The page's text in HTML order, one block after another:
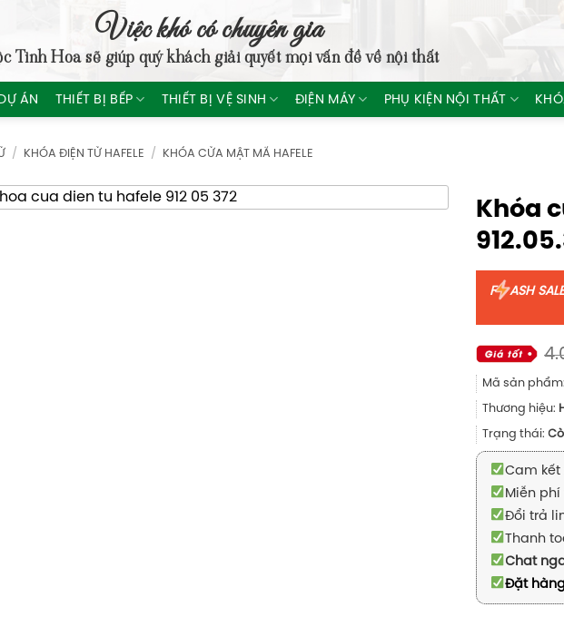
Việc khó có chuyên gia
Tinh Hoasẽ giúp quý khách giải quyết mọi vấn đề về nội thất
ÁN THIẾT BỊ BẾP THIẾT BỊ VỆ SINH ĐIỆN MÁY PHỤ KIỆN NỘI THẤT
/ KHÓA ĐIỆN TỬ HAFELE / KHÓA CỬA MẬT MÃ HAFELE
Khóa
F ASH SALE
Mã sản phẩm:
Thương hiệu:
Trạng thái:
Cam kết
Miễn
Đổi trả
Thanh
Chat
Đặt